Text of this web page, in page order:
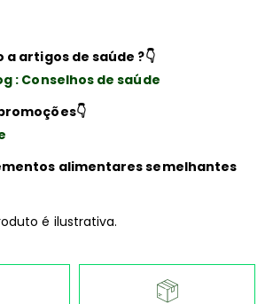
a artigos de saúde ?👇
: Conselhos de saúde
👇
alimentares semelhantes
é ilustrativa.